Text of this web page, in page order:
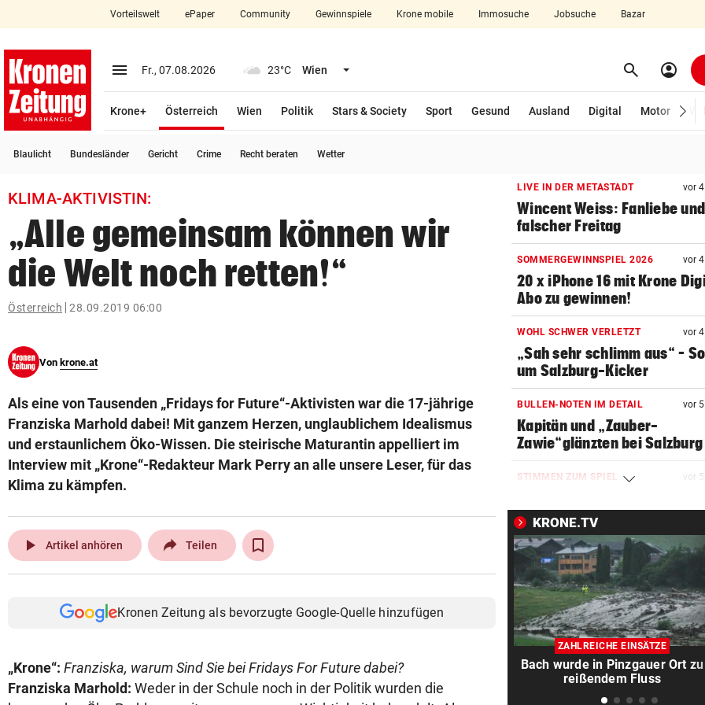
closeSchließen
account_circle Anmelden
arrow_right
bookmark
search
Suchbegriff
eingeben
© Krone Multimedia GmbH & Co KG 2026
Vorteilswelt ePaper Community Gewinnspiele Krone mobile Immosuche Jobsuche Bazar
menu Menü aufklappen
Fr., 07.08.2026 23°C Wien Menü aufklappen search Suchen
account_circle
Krone+ Österreich
Wien
Politik Stars & Society Sport Gesund Ausland Digital Motor
Blaulicht Bundesländer Gericht Crime Recht beraten Wetter
KLIMA-AKTIVISTIN:
„Alle gemeinsam können wir
die Welt noch retten!“
Österreich 28.09.2019 06:00
Von krone.at
Als eine von Tausenden „Fridays for Future“-Aktivisten war die 17-jährige
Franziska Marhold dabei! Mit ganzem Herzen, unglaublichem Idealismus
und erstaunlichem Öko-Wissen. Die steirische Maturantin appelliert im
Interview mit „Krone“-Redakteur Mark Perry an alle unsere Leser, für das
Klima zu kämpfen.
play_arrow Artikel anhören Teilen
Kronen Zeitung als bevorzugte Google-Quelle hinzufügen
„Krone“: Franziska, warum Sind Sie bei Fridays For Future dabei?
Franziska Marhold: Weder in der Schule noch in der Politik wurden die
LIVE IN DER METASTADT vor
Wincent Weiss: Fanliebe
falscher Freitag
SOMMERGEWINNSPIEL 2026 vor
20 x iPhone 16 mit Krone
Abo zu gewinnen!
WOHL SCHWER VERLETZT vor
„Sah sehr schlimm aus“ –
um Salzburg-Kicker
BULLEN-NOTEN IM DETAIL vor
Kapitän und „Zauber-
Zawie“glänzten bei Salzburg
STIMMEN ZUM SPIEL vor
uns besser!“
KUNDENDATEN BETROFFEN vor 5
Cyberangriff auf Wiener
Schmuckhändler Frey Wille
EUROPA-LEAGUE-QUALI vor
Joker Tabakovic führt
Last-Minute-Sieg
KRONE.TV
ZAHLREICHE EINSÄTZE
Bach wurde in Pinzgauer Ort zu
reißendem Fluss